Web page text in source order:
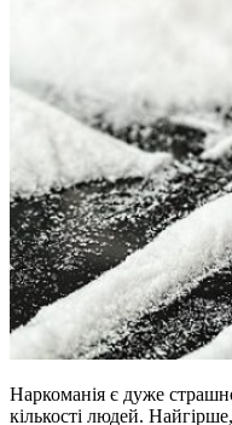
Наркоманія є дуже
кількості людей.